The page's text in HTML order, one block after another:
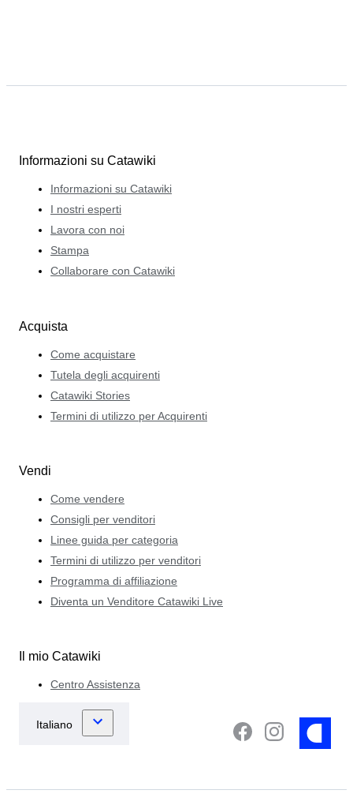
Informazioni su Catawiki
Informazioni su Catawiki
I nostri esperti
Lavora con noi
Stampa
Collaborare con Catawiki
Acquista
Come acquistare
Tutela degli acquirenti
Catawiki Stories
Termini di utilizzo per Acquirenti
Vendi
Come vendere
Consigli per venditori
Linee guida per categoria
Termini di utilizzo per venditori
Programma di affiliazione
Diventa un Venditore Catawiki Live
Il mio Catawiki
Centro Assistenza